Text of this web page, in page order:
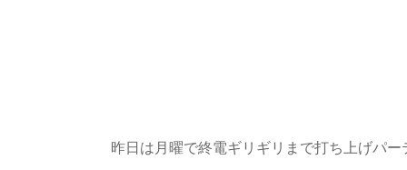
昨日は月曜で終電ギリギリまで打ち上げパー